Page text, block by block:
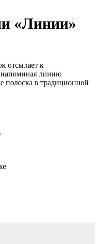
«Линии»
отсылает к
напоминая линию
полоска в традиционной